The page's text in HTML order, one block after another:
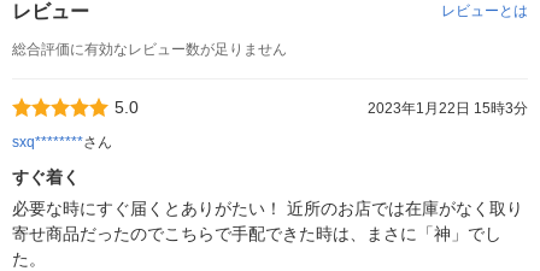
レビュー レビューとは
総合評価に有効なレビュー数が足りません
5.0
2023年1月22日 15時3分
sxq********さん
すぐ着く
必要な時にすぐ届くとありがたい！ 近所のお店では在庫がなく取り
寄せ商品だったのでこちらで手配できた時は、まさに「神」でし
た。